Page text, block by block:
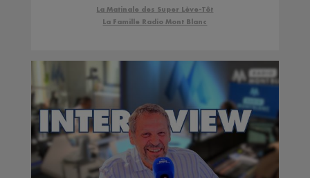
La Matinale des Super Lève-Tôt
La Famille Radio Mont Blanc